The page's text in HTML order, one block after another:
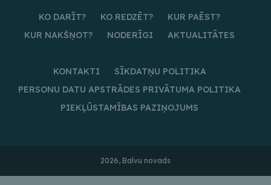
KO DARĪT? KO REDZĒT?
KUR PAĒST?
KUR NAKŠŅOT?
NODERĪGI AKTUALITĀTES
KONTAKTI
SĪKDATŅU POLITIKA
PERSONU DATU APSTRĀDES PRIVĀTUMA POLITIKA
PIEKĻŪSTAMĪBAS PAZIŅOJUMS
2026, Balvu novads